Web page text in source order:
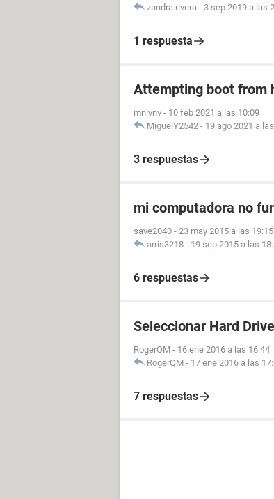
zandra.rivera - 3 sep 2019 a las
1 respuesta
Attempting boot from
mnlvnv - 10 feb 2021 a las 10:09
MiguelY2542 - 19 ago 2021 a
3 respuestas
mi computadora no
save2040 - 23 may 2015 a las 19:15
arris3218 - 19 sep 2015 a las
6 respuestas
Seleccionar Hard
RogerQM - 16 ene 2016 a las 16:44
RogerQM - 17 ene 2016 a las
7 respuestas